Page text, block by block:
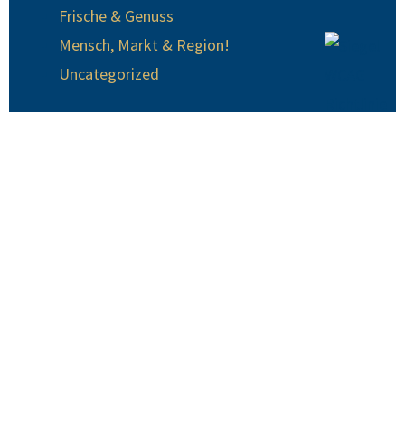
Frische & Genuss
Mensch, Markt & Region!
Uncategorized